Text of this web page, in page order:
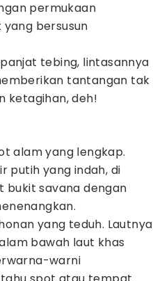
permukaan
bersusun
tebing, lintasannya
tantangan tak
ketagihan, deh!
alam yang lengkap.
putih yang indah, di
savana dengan
yang teduh. Lautnya
bawah laut khas
warni